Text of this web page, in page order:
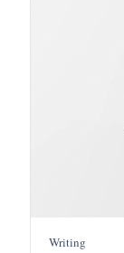
Writing